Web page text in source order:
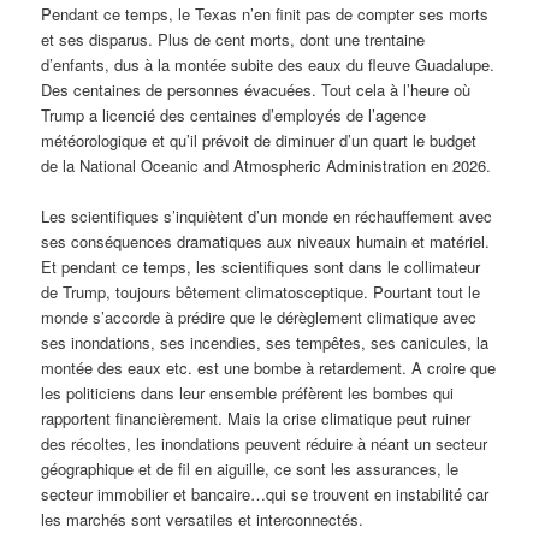
Pendant ce temps, le Texas n’en finit pas de compter ses morts
et ses disparus. Plus de cent morts, dont une trentaine
d’enfants, dus à la montée subite des eaux du fleuve Guadalupe.
Des centaines de personnes évacuées. Tout cela à l’heure où
Trump a licencié des centaines d’employés de l’agence
météorologique et qu’il prévoit de diminuer d’un quart le budget
de la National Oceanic and Atmospheric Administration en 2026.
Les scientifiques s’inquiètent d’un monde en réchauffement avec
ses conséquences dramatiques aux niveaux humain et matériel.
Et pendant ce temps, les scientifiques sont dans le collimateur
de Trump, toujours bêtement climatosceptique. Pourtant tout le
monde s’accorde à prédire que le dérèglement climatique avec
ses inondations, ses incendies, ses tempêtes, ses canicules, la
montée des eaux etc. est une bombe à retardement. A croire que
les politiciens dans leur ensemble préfèrent les bombes qui
rapportent financièrement. Mais la crise climatique peut ruiner
des récoltes, les inondations peuvent réduire à néant un secteur
géographique et de fil en aiguille, ce sont les assurances, le
secteur immobilier et bancaire…qui se trouvent en instabilité car
les marchés sont versatiles et interconnectés.